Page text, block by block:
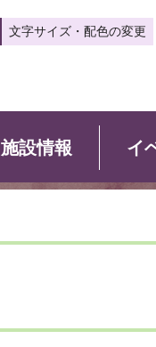
文字サイズ・配色の変更
施設情報 イ